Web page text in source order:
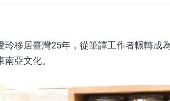
移居臺灣25年，從筆譯工作者輾轉成
亞文化。